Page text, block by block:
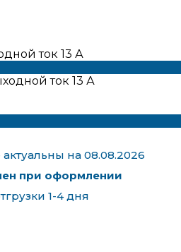
ток 13 А
на 08.08.2026
при оформлении
1-4 дня